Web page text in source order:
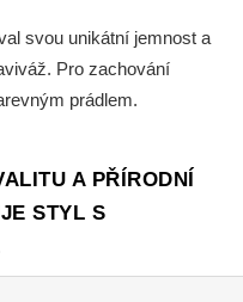
svou unikátní jemnost a
Pro zachování
prádlem.
A PŘÍRODNÍ
STYL S